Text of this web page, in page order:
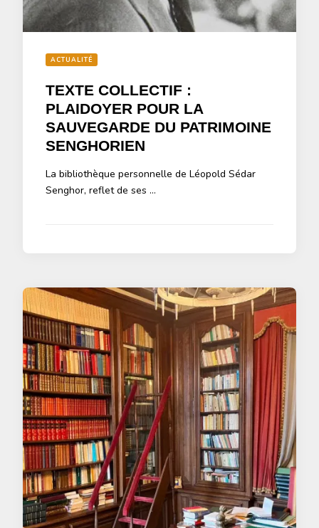
ACTUALITÉ
TEXTE COLLECTIF :
PLAIDOYER POUR LA
SAUVEGARDE DU PATRIMOINE
SENGHORIEN
La bibliothèque personnelle de Léopold Sédar
Senghor, reflet de ses …